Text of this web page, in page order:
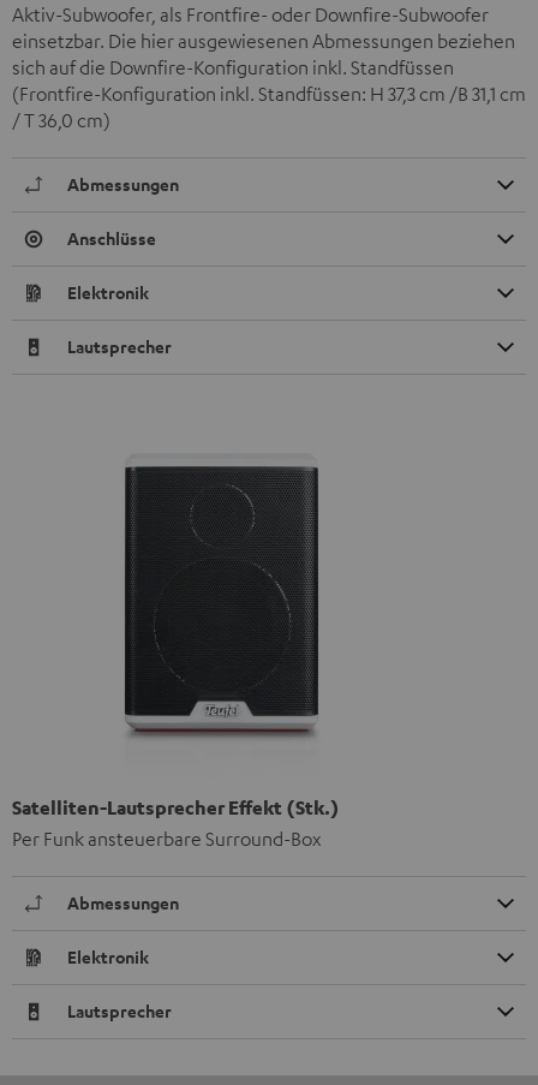
Aktiv-Subwoofer, als Frontfire- oder Downfire-Subwoofer
einsetzbar. Die hier ausgewiesenen Abmessungen beziehen
sich auf die Downfire-Konfiguration inkl. Standfüssen
(Frontfire-Konfiguration inkl. Standfüssen: H 37,3 cm /B 31,1 cm
/ T 36,0 cm)
Abmessungen
Anschlüsse
Elektronik
Lautsprecher
Satelliten-Lautsprecher Effekt (Stk.)
Per Funk ansteuerbare Surround-Box
Abmessungen
Elektronik
Lautsprecher